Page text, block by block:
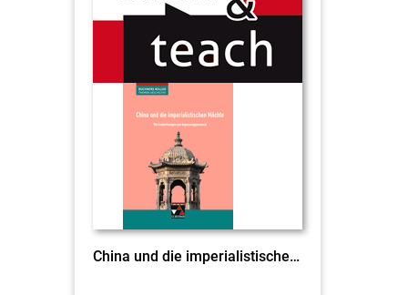
China und die imperialistischen Mächte c & t EL